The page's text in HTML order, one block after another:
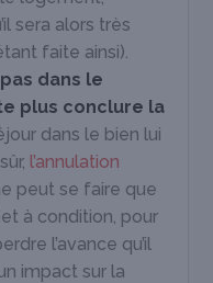
sera alors très
faite ainsi).
dans le
plus conclure la
dans le bien lui
l’annulation
peut se faire que
à condition, pour
l’avance qu’il
impact sur la